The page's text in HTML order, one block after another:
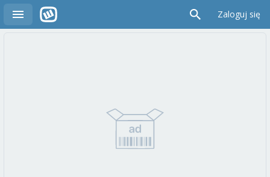
Zaloguj się